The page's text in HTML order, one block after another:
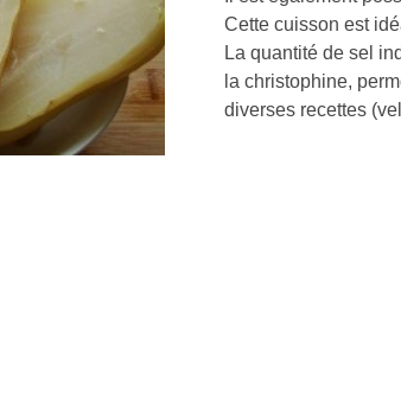
Cette cuisson est
La quantité de sel
la christophine,
diverses recettes